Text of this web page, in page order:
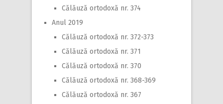
Călăuză ortodoxă nr. 374
Anul 2019
Călăuză ortodoxă nr. 372-373
Călăuză ortodoxă nr. 371
Călăuză ortodoxă nr. 370
Călăuză ortodoxă nr. 368-369
Călăuză ortodoxă nr. 367